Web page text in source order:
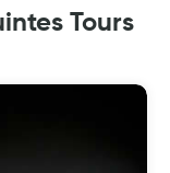
Tours